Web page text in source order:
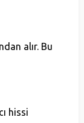
alır. Bu
hissi